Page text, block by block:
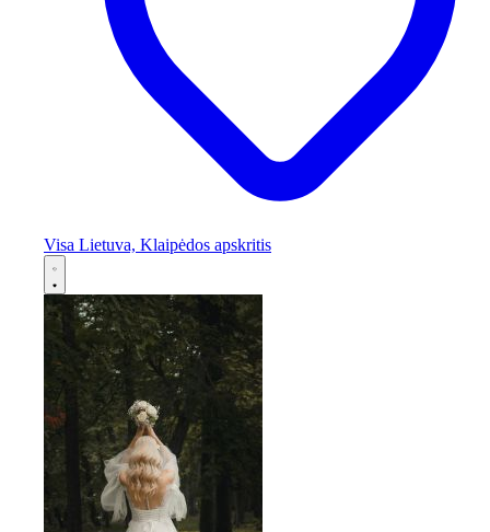
Visa Lietuva, Klaipėdos apskritis